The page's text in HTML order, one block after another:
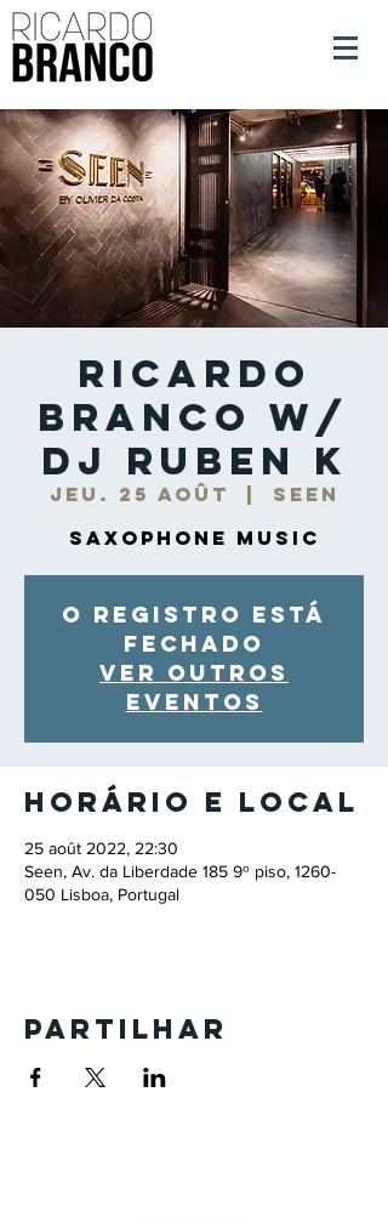
Ricardo
Branco w/
DJ Ruben K
jeu. 25 août
Seen
Saxophone Music
O registro está
fechado
Ver outros
eventos
Horário e local
25 août 2022, 22:30
Seen, Av. da Liberdade 185 9º piso, 1260-
050 Lisboa, Portugal
Partilhar